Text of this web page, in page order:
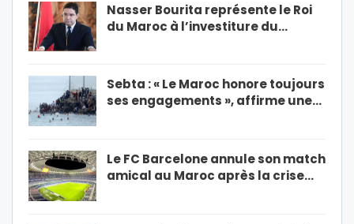
Nasser Bourita représente le Roi
du Maroc à l’investiture du…
Sebta : « Le Maroc honore toujours
ses engagements », affirme une…
Le FC Barcelone annule son match
amical au Maroc après la crise…